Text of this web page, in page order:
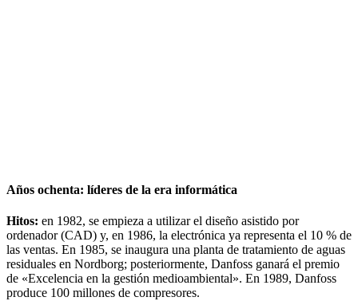
Años ochenta: líderes de la era informática
Hitos: en 1982, se empieza a utilizar el diseño asistido por
ordenador (CAD) y, en 1986, la electrónica ya representa el 10 % de
las ventas. En 1985, se inaugura una planta de tratamiento de aguas
residuales en Nordborg; posteriormente, Danfoss ganará el premio
de «Excelencia en la gestión medioambiental». En 1989, Danfoss
produce 100 millones de compresores.